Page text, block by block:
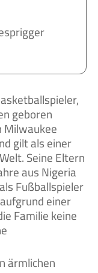
geboren
gilt als einer
Seine Eltern
aus Nigeria
Fußballspieler
einer
Familie keine
ärmlichen